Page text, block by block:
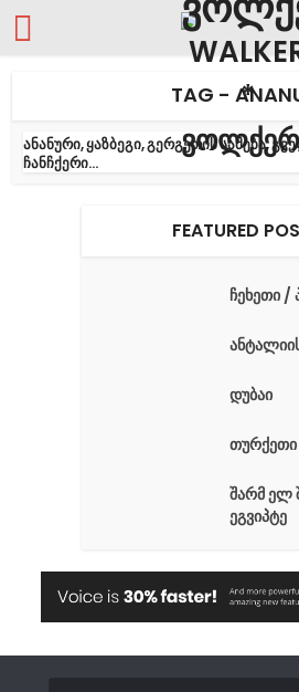
TAG -
ანანური, ყაზბეგი, გერგეთის სამება,
ჩანჩქერი...
FEATURED
ჩეხეთი /
დუბაი
შარმ ელ
ეგვიპტე